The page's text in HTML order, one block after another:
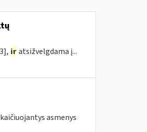
ir atsižvelgdama į...
asmenys